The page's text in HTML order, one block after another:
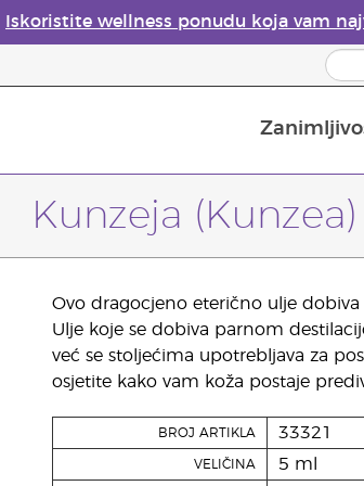
Iskoristite wellness ponudu koja vam
Kunzeja
Ovo dragocjeno eterično ulje dobiva
Ulje koje se dobiva parnom
već se stoljećima upotrebljava za
osjetite kako vam koža postaje
BROJ ARTIKLA 33321
VELIČINA 5 ml